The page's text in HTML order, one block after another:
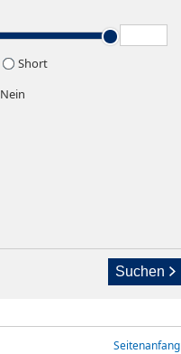
Short
Nein
Suchen
Seitenanfang